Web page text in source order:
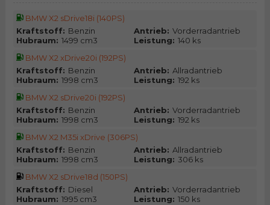
BMW X2 sDrive18i (140PS)
Kraftstoff: Benzin Antrieb: Vorderradantrieb
Hubraum: 1499 cm3 Leistung: 140 ks
BMW X2 xDrive20i (192PS)
Kraftstoff: Benzin Antrieb: Allradantrieb
Hubraum: 1998 cm3 Leistung: 192 ks
BMW X2 sDrive20i (192PS)
Kraftstoff: Benzin Antrieb: Vorderradantrieb
Hubraum: 1998 cm3 Leistung: 192 ks
BMW X2 M35i xDrive (306PS)
Kraftstoff: Benzin Antrieb: Allradantrieb
Hubraum: 1998 cm3 Leistung: 306 ks
BMW X2 sDrive18d (150PS)
Kraftstoff: Diesel Antrieb: Vorderradantrieb
Hubraum: 1995 cm3 Leistung: 150 ks